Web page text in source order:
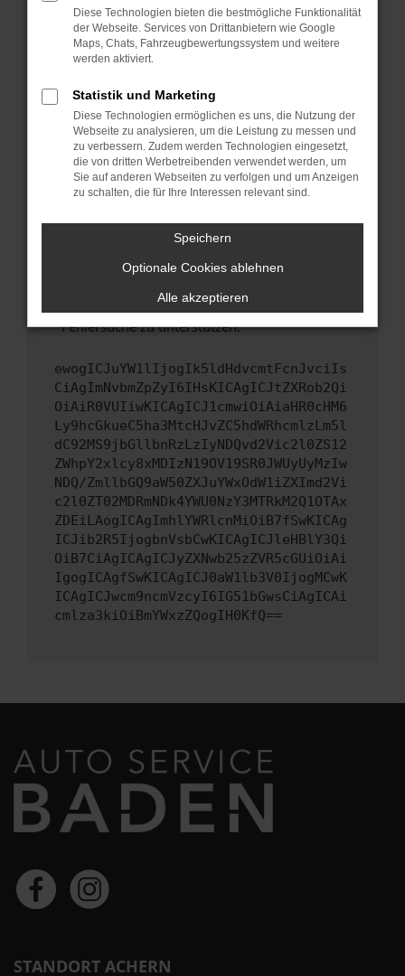
Starte dein Gerät neu.
Das kann manchmal helfen, vorübergehende
Probleme zu beheben.
Betriebssystem auf dem neuesten Stand
sind.
Veraltete Software birgt nicht nur ein
Sicherheitsrisiko, sondern kann auch dazu
führen, dass bestimmte Funktionen nicht mehr
unterstützt werden.
Wende dich an den Webseitenbetreiber.
Wenn du alle oben genannten Schritte versucht
hast, kontaktiere uns bitte. Wir werden
uns diesen Text schicken, um uns bei der
Fehlersuche zu unterstützen:
ewogICJuYW1lIjogIk5ldHdvcmtFcnJvciIs
CiAgImNvbmZpZyI6IHsKICAgICJtZXRob2Qi
OiAiR0VUIiwKICAgICJ1cmwiOiAiaHR0cHM6
Ly9hcGkueC5ha3MtcHJvZC5hdWRhcmlzLm5l
dC92MS9jbGllbnRzLzIyNDQvd2Vic2l0ZS12
ZWhpY2xlcy8xMDIzN19OV19SR0JWUyUyMzIw
NDQ/ZmllbGQ9aW50ZXJuYWxOdW1iZXImd2Vi
c2l0ZT02MDRmNDk4YWU0NzY3MTRkM2Q1OTAx
ZDEiLAogICAgImhlYWRlcnMiOiB7fSwKICAg
ICJib2R5IjogbnVsbCwKICAgICJleHBlY3Qi
OiB7CiAgICAgICJyZXNwb25zZVR5cGUiOiAi
IgogICAgfSwKICAgICJ0aW1lb3V0IjogMCwK
ICAgICJwcm9ncmVzcyI6IG51bGwsCiAgICAi
cmlza3kiOiBmYWxzZQogIH0KfQ==
STANDORT ACHERN
Diese Technologien bieten die bestmögliche Funktionalität
der Webseite. Services von Drittanbietern wie Google
Maps, Chats, Fahrzeugbewertungssystem und weitere
werden aktiviert.
Statistik und Marketing
Diese Technologien ermöglichen es uns, die Nutzung der
Webseite zu analysieren, um die Leistung zu messen und
zu verbessern. Zudem werden Technologien eingesetzt,
die von dritten Werbetreibenden verwendet werden, um
Sie auf anderen Webseiten zu verfolgen und um Anzeigen
zu schalten, die für Ihre Interessen relevant sind.
Speichern
Optionale Cookies ablehnen
Alle akzeptieren